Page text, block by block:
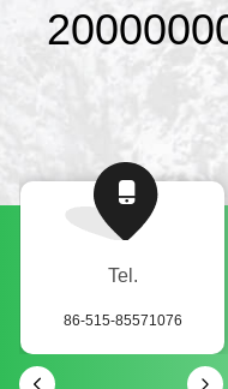
Tel.
86-515-85571076